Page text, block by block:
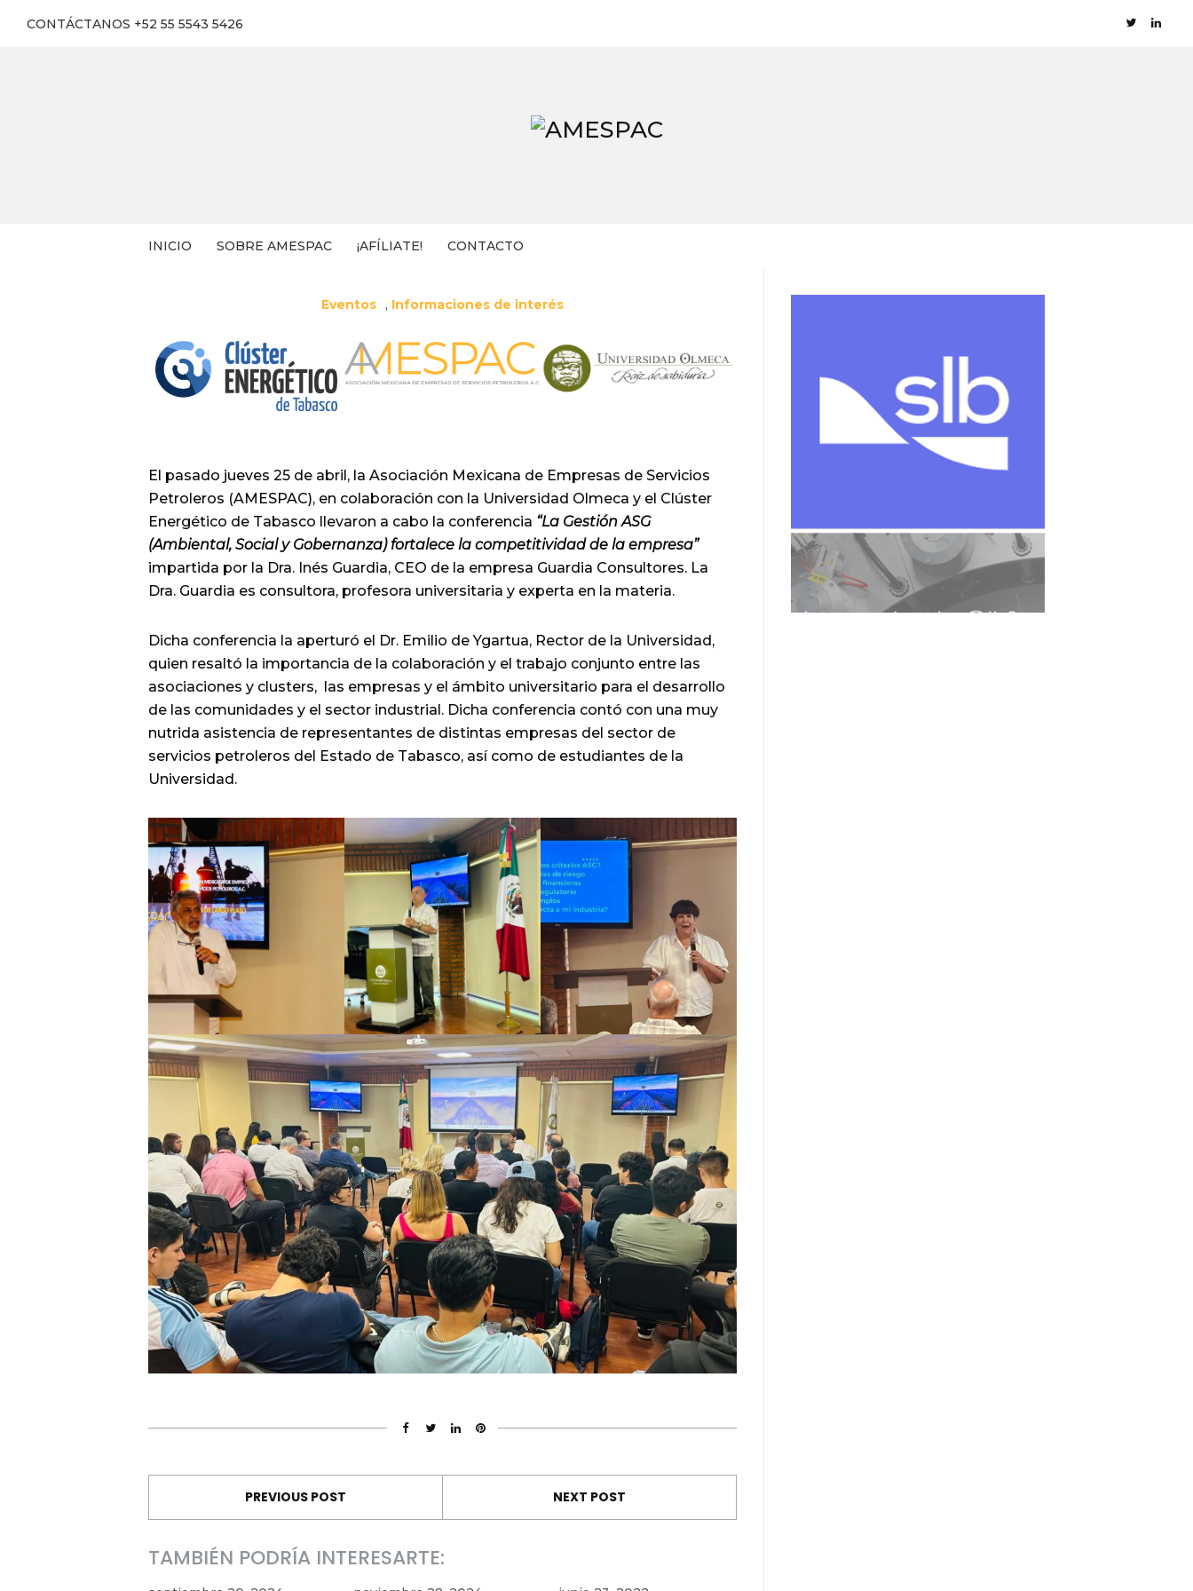
CONTÁCTANOS +52 55 5543 5426
INICIO SOBRE AMESPAC ¡AFÍLIATE! CONTACTO
Eventos , Informaciones de interés
El pasado jueves 25 de abril, la Asociación Mexicana de Empresas de Servicios
Petroleros (AMESPAC), en colaboración con la Universidad Olmeca y el Clúster
Energético de Tabasco llevaron a cabo la conferencia “La Gestión ASG
(Ambiental, Social y Gobernanza) fortalece la competitividad de la empresa”
impartida por la Dra. Inés Guardia, CEO de la empresa Guardia Consultores. La
Dra. Guardia es consultora, profesora universitaria y experta en la materia.
Dicha conferencia la aperturó el Dr. Emilio de Ygartua, Rector de la Universidad,
quien resaltó la importancia de la colaboración y el trabajo conjunto entre las
asociaciones y clusters, las empresas y el ámbito universitario para el desarrollo
de las comunidades y el sector industrial. Dicha conferencia contó con una muy
nutrida asistencia de representantes de distintas empresas del sector de
servicios petroleros del Estado de Tabasco, así como de estudiantes de la
Universidad.
PREVIOUS POST NEXT POST
TAMBIÉN PODRÍA INTERESARTE: